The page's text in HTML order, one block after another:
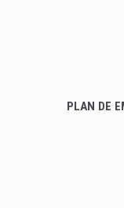
PLAN DE